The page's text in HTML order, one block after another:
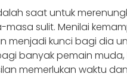
saat untuk
sulit. Menilai
menjadi kunci bagi dia
banyak pemain
memerlukan waktu